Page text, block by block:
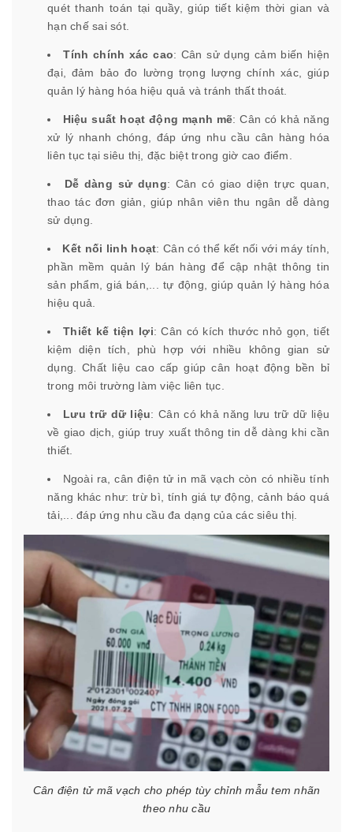
quét thanh toán tại quầy, giúp tiết kiệm thời gian và
hạn chế sai sót.
Tính chính xác cao: Cân sử dụng cảm biến hiện
đại, đảm bảo đo lường trọng lượng chính xác, giúp
quản lý hàng hóa hiệu quả và tránh thất thoát.
Hiệu suất hoạt động mạnh mẽ: Cân có khả năng
xử lý nhanh chóng, đáp ứng nhu cầu cân hàng hóa
liên tục tại siêu thị, đặc biệt trong giờ cao điểm.
Dễ dàng sử dụng: Cân có giao diện trực quan,
thao tác đơn giản, giúp nhân viên thu ngân dễ dàng
sử dụng.
Kết nối linh hoạt: Cân có thể kết nối với máy tính,
phần mềm quản lý bán hàng để cập nhật thông tin
sản phẩm, giá bán,... tự động, giúp quản lý hàng hóa
hiệu quả.
Thiết kế tiện lợi: Cân có kích thước nhỏ gọn, tiết
kiệm diện tích, phù hợp với nhiều không gian sử
dụng. Chất liệu cao cấp giúp cân hoạt động bền bỉ
trong môi trường làm việc liên tục.
Lưu trữ dữ liệu: Cân có khả năng lưu trữ dữ liệu
về giao dịch, giúp truy xuất thông tin dễ dàng khi cần
thiết.
Ngoài ra, cân điện tử in mã vạch còn có nhiều tính
năng khác như: trừ bì, tính giá tự động, cảnh báo quá
tải,... đáp ứng nhu cầu đa dạng của các siêu thị.
Cân điện tử mã vạch cho phép tùy chỉnh mẫu tem nhãn
theo nhu cầu